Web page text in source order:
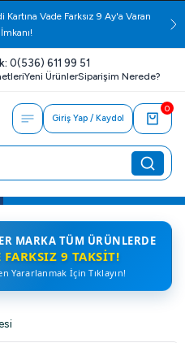
Vade Farksız 9 Ay'a Varan
0(536) 611 99 51
Yeni ÜrünlerSiparişim Nerede?
Giriş Yap / Kaydol
0
MARKA TÜM ÜRÜNLERDE
FARKSIZ 9 TAKSIT!
Yararlanmak İçin Tıklayın!